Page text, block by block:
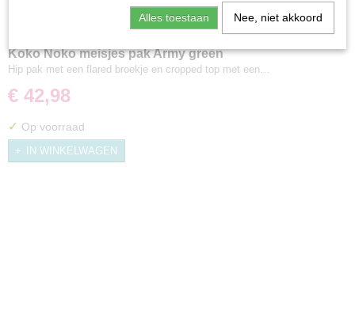
Koko Noko meisjes pak Army green
Hip pak met een flared broekje en cropped top met een…
€ 42,98
✓ Op voorraad
IN WINKELWAGEN
Alles toestaan Nee, niet akkoord